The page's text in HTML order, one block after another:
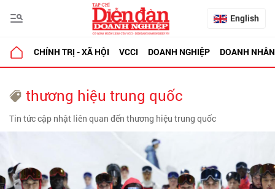
English
CHÍNH TRỊ - XÃ HỘI VCCI DOANH NGHIỆP DOANH NHÂN
thương hiệu trung quốc
Tin tức cập nhật liên quan đến thương hiệu trung quốc